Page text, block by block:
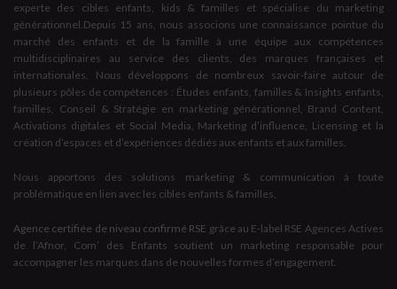
experte des cibles enfants, kids & familles et spécialise du marketing
générationnel.Depuis 15 ans, nous associons une connaissance pointue du
marché des enfants et de la famille à une équipe aux compétences
multidisciplinaires au service des clients, des marques françaises et
internationales. Nous développons de nombreux savoir-faire autour de
plusieurs pôles de compétences : Études enfants, familles & Insights enfants,
familles, Conseil & Stratégie en marketing générationnel, Brand Content,
Activations digitales et Social Media, Marketing d’influence, Licensing et la
création d’espaces et d’expériences dédiés aux enfants et aux familles.
Nous apportons des solutions marketing & communication à toute
problématique en lien avec les cibles enfants & familles,
Agence certifiée de niveau confirmé RSE grâce au E-label RSE Agences Actives
de l’Afnor, Com’ des Enfants soutient un marketing responsable pour
accompagner les marques dans de nouvelles formes d’engagement.